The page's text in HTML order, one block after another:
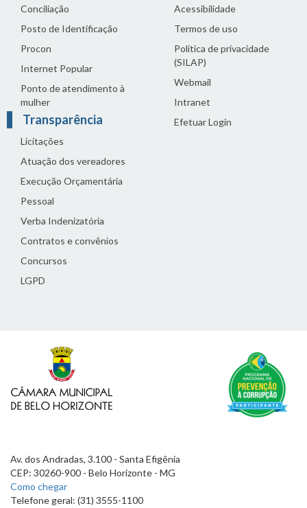
Conciliação
Posto de Identificação
Procon
Internet Popular
Ponto de atendimento à
mulher
Transparência
Licitações
Atuação dos vereadores
Execução Orçamentária
Pessoal
Verba Indenizatória
Contratos e convênios
Concursos
LGPD
Acessibilidade
Termos de uso
Política de privacidade
(SILAP)
Webmail
Intranet
Efetuar Login
Av. dos Andradas, 3.100 - Santa Efigênia
CEP: 30260-900 - Belo Horizonte - MG
Como chegar
Telefone geral: (31) 3555-1100